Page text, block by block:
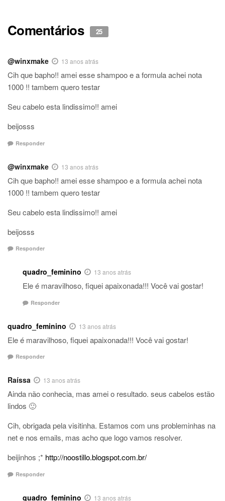
Comentários 25
@winxmake 13 anos atrás
Cih que bapho!! amei esse shampoo e a formula achei nota
1000 !! tambem quero testar
Seu cabelo esta lindissimo!! amei
beijosss
Responder
@winxmake 13 anos atrás
Cih que bapho!! amei esse shampoo e a formula achei nota
1000 !! tambem quero testar
Seu cabelo esta lindissimo!! amei
beijosss
Responder
quadro_feminino 13 anos atrás
Ele é maravilhoso, fiquei apaixonada!!! Você vai gostar!
Responder
quadro_feminino 13 anos atrás
Ele é maravilhoso, fiquei apaixonada!!! Você vai gostar!
Responder
Raíssa 13 anos atrás
Ainda não conhecia, mas amei o resultado. seus cabelos estão
lindos 🙂
Cih, obrigada pela visitinha. Estamos com uns probleminhas na
net e nos emails, mas acho que logo vamos resolver.
beijinhos ;* http://noostillo.blogspot.com.br/
Responder
quadro_feminino 13 anos atrás